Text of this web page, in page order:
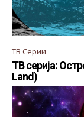
ТВ Серии
ТВ серија:
Land)